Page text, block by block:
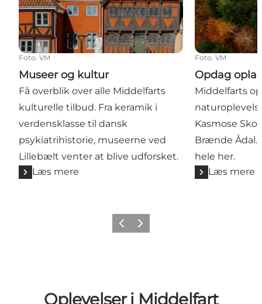
Foto: VM
Museer og kultur
Få overblik over alle Middelfarts
kulturelle tilbud. Fra keramik i
verdensklasse til dansk
psykiatrihistorie, museerne ved
Lillebælt venter at blive udforsket.
Læs mere
Foto: VM
Opdag
Middelfarts
Kasmose
Brænde Ådal.
hele her.
Læs mere
ForrigeNæste
Oplevelser i Middelfart